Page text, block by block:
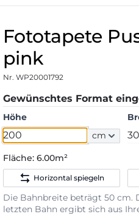
Fototapete
pink
Nr. WP20001792
Gewünschtes Format
Höhe
cm
Fläche:6.00m²
Horizontal spiegeln
Die Bahnbreite beträgt 50 cm.
letzten Bahn ergibt sich aus